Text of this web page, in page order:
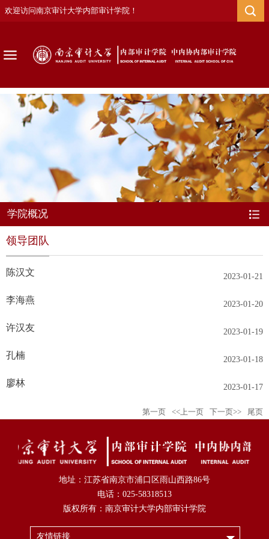
欢迎访问南京审计大学内部审计学院！
学院概况
领导团队
陈汉文 2023-01-21
李海燕 2023-01-20
许汉友 2023-01-19
孔楠 2023-01-18
廖林 2023-01-17
第一页 <<上一页 下一页>> 尾页
地址：江苏省南京市浦口区雨山西路86号
电话：025-58318513
版权所有：南京审计大学内部审计学院
友情链接